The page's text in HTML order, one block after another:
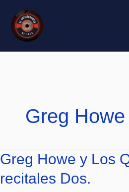
contenido
Greg Howe
Greg Howe y Los
recitales Dos.
Greg
Howe
y
Los